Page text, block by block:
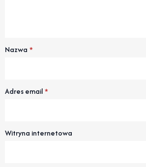
Nazwa *
Adres email*
Witryna internetowa